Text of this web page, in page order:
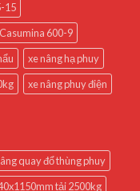
15
600-9
xe nâng hạ phuy
xe nâng phuy điện
quay đổ thùng phuy
tải 2500kg